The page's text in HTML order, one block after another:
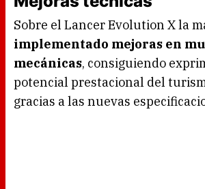
Sobre el Lancer Evolution X la
implementado mejoras en
mecánicas, consiguiendo
potencial prestacional del
gracias a las nuevas